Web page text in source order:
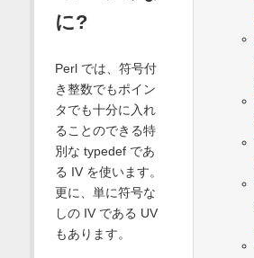
に?
Perl では、符号付
き整数でもポイン
タでも十分に入れ
ることのできる特
別な typedef であ
る IV を使います。
更に、単に符号な
しの IV である UV
もあります。